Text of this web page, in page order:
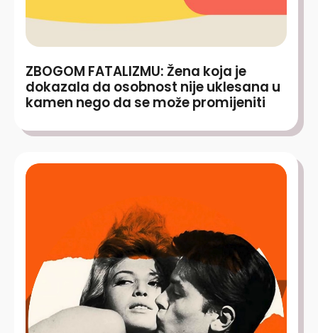
ZBOGOM FATALIZMU: Žena koja je
dokazala da osobnost nije uklesana u
kamen nego da se može promijeniti